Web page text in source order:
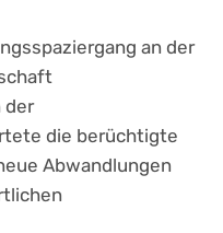
an der
der
die berüchtigte
Abwandlungen